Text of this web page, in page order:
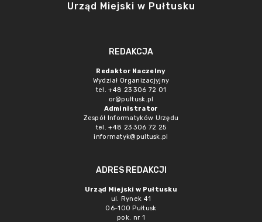
Urząd Miejski w Pułtusku
REDAKCJA
Redaktor Naczelny
Wydział Organizacjyjny
tel. +48 23 306 72 01
or@pultusk.pl
Administrator
Zespół Informatyków Urzędu
tel. +48 23 306 72 25
informatyk@pultusk.pl
ADRES REDAKCJI
Urząd Miejski w Pułtusku
ul. Rynek 41
06-100 Pułtusk
pok. nr 1